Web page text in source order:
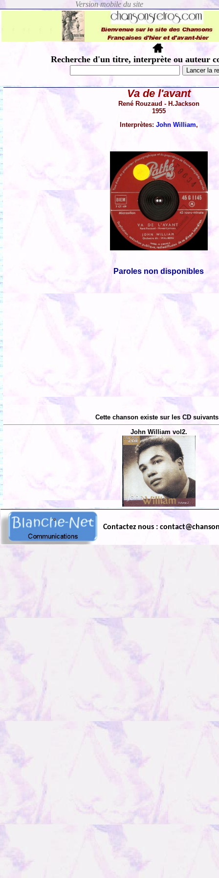
Recherche d'un titre, interprète ou auteur
Va de l'avant
René Rouzaud - H.Jackson
1955
Interprètes: John William,
Paroles non disponibles
Cette chanson existe sur les CD
John William vol2.
Contactez nous :